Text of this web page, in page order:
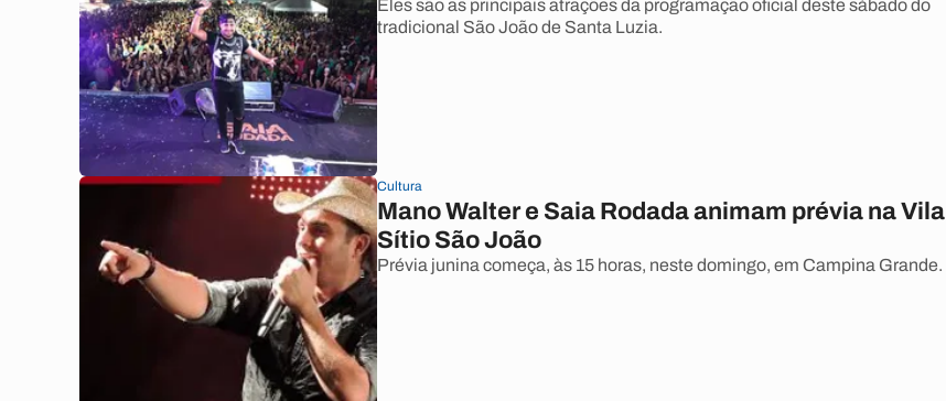
Eles são as principais atrações da programação oficial deste sábado do
tradicional São João de Santa Luzia.
Cultura
Mano Walter e Saia Rodada animam prévia na Vila
Sítio São João
Prévia junina começa, às 15 horas, neste domingo, em Campina Grande.